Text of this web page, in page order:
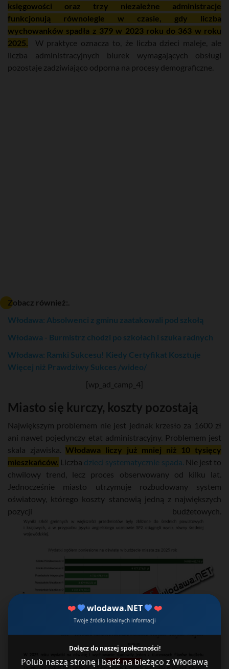
❤️ 💙wlodawa.NET 💙❤️
Twoje źródło lokalnych informacji
Dołącz do naszej społeczności!
Polub naszą stronę i bądź na bieżąco z Włodawą
księgowości oraz trzy niezależne administracje
funkcjonują równolegle w czasie, gdy liczba
wychowanków spadła z 379 w 2023 roku do 363 w roku
2025. W praktyce oznacza to, że liczba dzieci maleje, ale
liczba administracyjnych biurek wymagających obsługi
pozostaje zadziwiająco odporna na procesy demograficzne.
Zobacz również:.
Włodawa: Absolwenci z gminu zaatakowali pod szkołą
Włodawa - Burmistrz chodzi po szkołach i szuka radnych
Włodawa: Ramki Sukcesu! Kiedy Certyfikat Kosztuje
Więcej niż Prawdziwy Sukces /wideo/
[wp_ad_camp_4]
Miasto się kurczy, koszty pozostają
Największym problemem nie jest jednak krzesło za 1600 zł
ani nawet pojedynczy etat administracyjny. Problemem jest
skala zjawiska.Włodawa liczy już mniej niż 10 tysięcy
mieszkańców. Liczba dzieci systematycznie spada. Nie jest to
chwilowy trend, lecz proces obserwowany od kilku lat.
Jednocześnie miasto utrzymuje rozbudowany system
oświatowy, którego koszty stanowią jedną z największych
pozycji budżetowych.